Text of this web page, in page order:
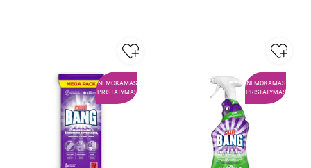
NEMOKAMAS
PRISTATYMAS
NEMOKAMAS
PRISTATYMAS